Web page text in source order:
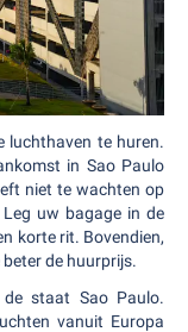
luchthaven te huren.
in Sao Paulo
niet te wachten op
uw bagage in de
korte rit. Bovendien,
de huurprijs.
staat Sao Paulo.
vanuit Europa